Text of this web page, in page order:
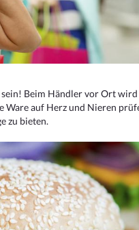
Beim Händler vor Ort wird
Ware auf Herz und Nieren
zu bieten.